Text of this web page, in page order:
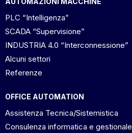
PLC “Intelligenza”
SCADA “Supervisione”
INDUSTRIA 4.0 “Interconnessione”
Alcuni settori
Referenze
OFFICE AUTOMATION
Assistenza Tecnica/Sistemistica
Consulenza informatica e gestionale